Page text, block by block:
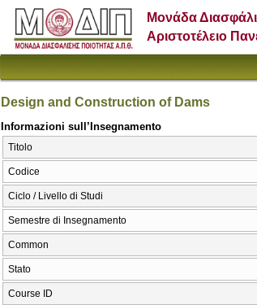
Μονάδα
Αριστοτέλειο
Design and Construction of Dams
Informazioni sull’Insegnamento
Titolo
Codice
Ciclo / Livello di Studi
Semestre di Insegnamento
Common
Stato
Course ID